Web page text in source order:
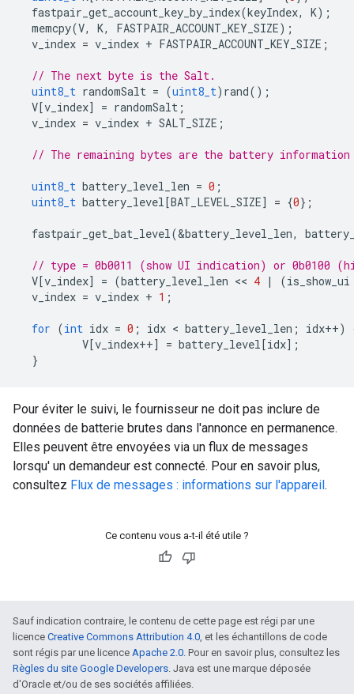
fastpair_get_account_key_by_index(keyIndex, K);
memcpy(V, K, FASTPAIR_ACCOUNT_KEY_SIZE);
v_index = v_index + FASTPAIR_ACCOUNT_KEY_SIZE ;
// The next byte is the Salt.
uint8_t randomSalt = (uint8_t) rand();
V[v_index] = randomSalt ;
v_index = v_index + SALT_SIZE ;
// The remaining bytes are the battery
uint8_t battery_level_len = 0 ;
uint8_t battery_level[BAT_LEVEL_SIZE] = {0};
fastpair_get_bat_level(&battery_level_len,
// type = 0b0011 (show UI indication) or 0b0100
V[v_index] = (battery_level_len << 4 | (is_show_ui
v_index = v_index + 1 ;
for (int idx = 0 ; idx < battery_level_len ; idx++)
V[v_index++] = battery_level[idx];
}
Pour éviter le suivi, le fournisseur ne doit pas inclure de
données de batterie brutes dans l'annonce en permanence.
Elles peuvent être envoyées via un flux de messages
lorsqu' un demandeur est connecté. Pour en savoir plus,
consultez Flux de messages : informations sur l'appareil.
Ce contenu vous a-t-il été utile ?
Sauf indication contraire, le contenu de cette page est régi par une
licence Creative Commons Attribution 4.0, et les échantillons de code
sont régis par une licence Apache 2.0. Pour en savoir plus, consultez les
Règles du site Google Developers. Java est une marque déposée
d'Oracle et/ou de ses sociétés affiliées.